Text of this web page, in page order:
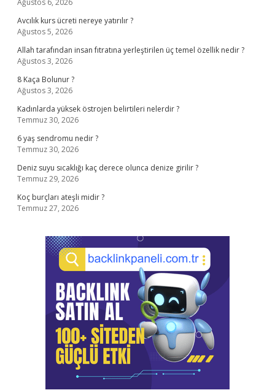
Ağustos 6, 2026
Avcılık kurs ücreti nereye yatırılır ?
Ağustos 5, 2026
Allah tarafından insan fıtratına yerleştirilen üç temel özellik nedir ?
Ağustos 3, 2026
8 Kaça Bolunur ?
Ağustos 3, 2026
Kadınlarda yüksek östrojen belirtileri nelerdir ?
Temmuz 30, 2026
6 yaş sendromu nedir ?
Temmuz 30, 2026
Deniz suyu sıcaklığı kaç derece olunca denize girilir ?
Temmuz 29, 2026
Koç burçları ateşli midir ?
Temmuz 27, 2026